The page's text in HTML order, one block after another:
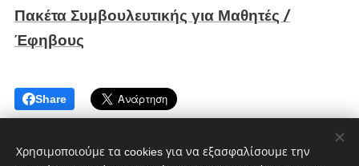
Πακέτα Συμβουλευτικής για Μαθητές /
Έφηβους
Share
Χρησιμοποιούμε τα cookies για να εξασφαλίσουμε την